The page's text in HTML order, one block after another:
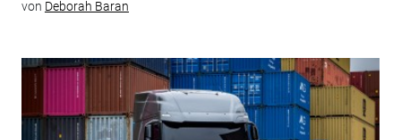
von Deborah Baran